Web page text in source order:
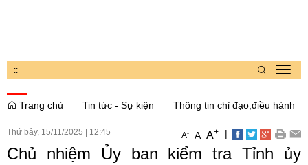
::
Trang chủ
Tin tức - Sự kiện Thông tin chỉ đạo,điều hành
Thứ bảy, 15/11/2025 12:45 A- A A+ |
Chủ nhiệm Ủy ban kiểm tra Tỉnh ủy